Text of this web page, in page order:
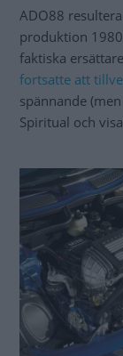
ADO88
produktion
faktiska
fortsatte att
spännande
Spiritual och